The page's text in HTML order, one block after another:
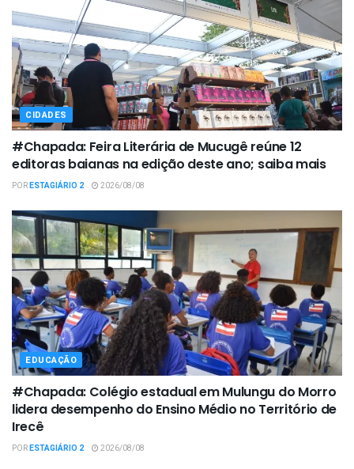
CIDADES
#Chapada: Feira Literária de Mucugê reúne 12
editoras baianas na edição deste ano; saiba mais
PORESTAGIÁRIO 2 2026/08/08
EDUCAÇÃO
#Chapada: Colégio estadual em Mulungu do Morro
lidera desempenho do Ensino Médio no Território de
Irecê
PORESTAGIÁRIO 2 2026/08/08